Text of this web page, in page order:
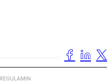
REGULAMIN